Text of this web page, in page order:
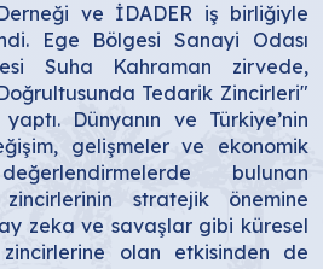
ve İDADER iş birliğiyle
Ege Bölgesi Sanayi Odası
Suha Kahraman zirvede,
Tedarik Zincirleri"
Dünyanın ve Türkiye’nin
gelişmeler ve ekonomik
bulunan
stratejik önemine
zeka ve savaşlar gibi küresel
olan etkisinden de